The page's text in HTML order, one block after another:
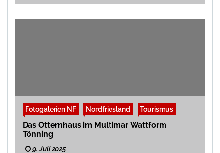
Fotogalerien NF Nordfriesland Tourismus
Das Otternhaus im Multimar Wattform
Tönning
9. Juli 2025